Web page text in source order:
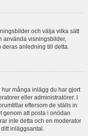
och välja vilka sätt
använda visningsbilder,
deras anledning till detta.
hur många inlägg du har gjort
eller administratörer. I
eftersom de ställs in
genom att posta i onödan
inte detta och en moderator
inläggsantal.